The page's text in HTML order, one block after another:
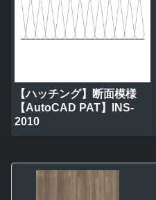
【ハッチング】断面模様
【AutoCAD PAT】INS-
2010